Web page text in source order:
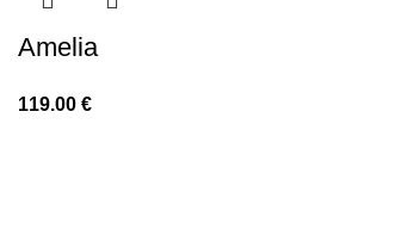
Amelia
119.00 €